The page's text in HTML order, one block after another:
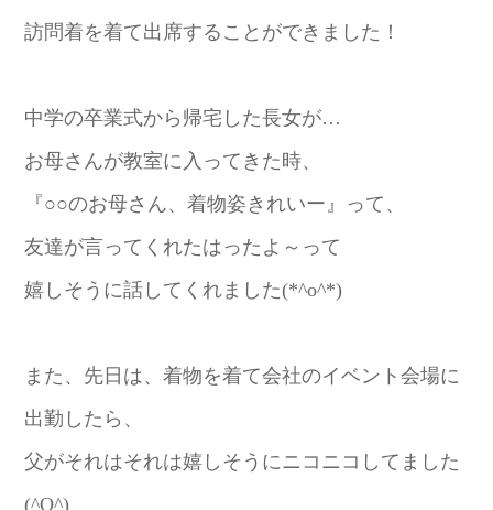
訪問着を着て出席することができました！
中学の卒業式から帰宅した長女が…
お母さんが教室に入ってきた時、
『○○のお母さん、着物姿きれいー』って、
友達が言ってくれたはったよ～って
嬉しそうに話してくれました(*^o^*)
また、先日は、着物を着て会社のイベント会場に
出勤したら、
父がそれはそれは嬉しそうにニコニコしてました
(^O^)